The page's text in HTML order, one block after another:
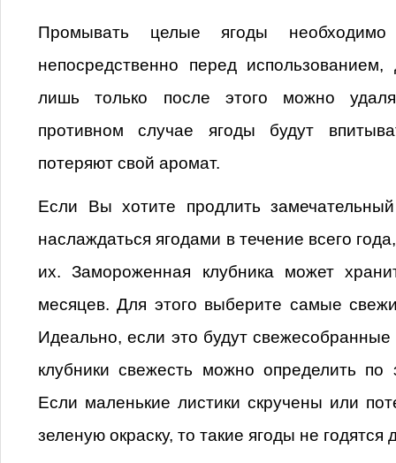
Промывать целые ягоды
непосредственно перед
лишь только после этого можно
противном случае ягоды будут
потеряют свой аромат.
Если Вы хотите продлить
наслаждаться ягодами в течение всего
их. Замороженная клубника может
месяцев. Для этого выберите самые
Идеально, если это будут
клубники свежесть можно определить по
Если маленькие листики скручены или
зеленую окраску, то такие ягоды не